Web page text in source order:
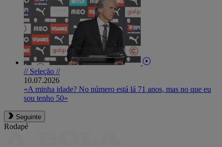
// Seleção //
10.07.2026
«A minha idade? No número está lá 71 anos, mas no que eu
sou tenho 50»
Seguinte
Rodapé